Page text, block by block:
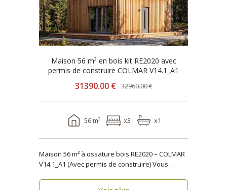
Maison 56 m² en bois kit RE2020 avec
permis de construire COLMAR V14.1_A1
31390.00 € 32960.00 €
56 m² x3 x1
Maison 56 m² à ossature bois RE2020 – COLMAR
V14.1_A1 (Avec permis de construire) Vous